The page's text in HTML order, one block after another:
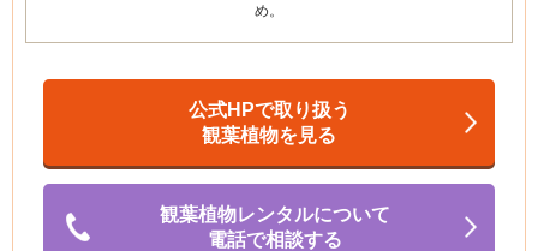
め。
公式HPで取り扱う
観葉植物を見る
観葉植物レンタルについて
電話で相談する